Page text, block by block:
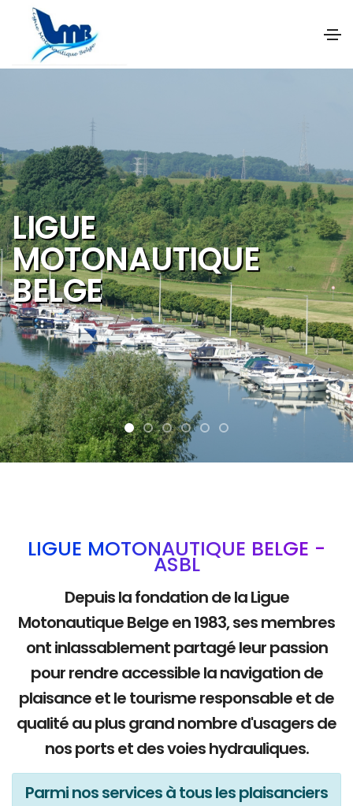
NOS OBJECTIFS SONT
DE PROMOUVOIR ET DE
DEVELOPPER :
Les activités et
sports nautiques
Le tourisme de
qualité
La mobilité douce
LIGUE MOTONAUTIQUE BELGE -
ASBL
Depuis la fondation de la Ligue
Motonautique Belge en 1983, ses membres
ont inlassablement partagé leur passion
pour rendre accessible la navigation de
plaisance et le tourisme responsable et de
qualité au plus grand nombre d'usagers de
nos ports et des voies hydrauliques.
Parmi nos services à tous les plaisanciers